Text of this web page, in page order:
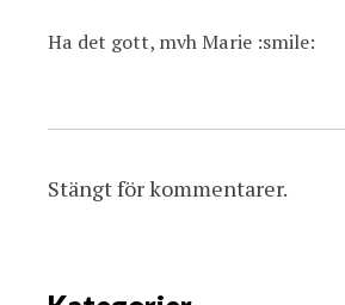
Ha det gott, mvh Marie :smile:
Stängt för kommentarer.